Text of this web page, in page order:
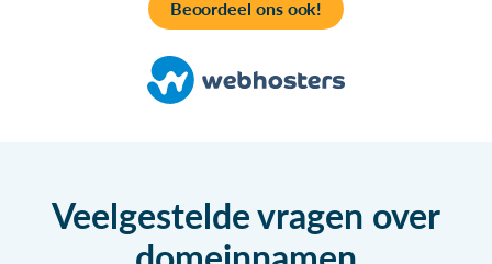
Beoordeel ons ook!
Veelgestelde vragen over